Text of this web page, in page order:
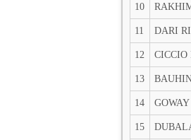
10
11 DARI
12 CICCIO
13
14 GOWAY
15